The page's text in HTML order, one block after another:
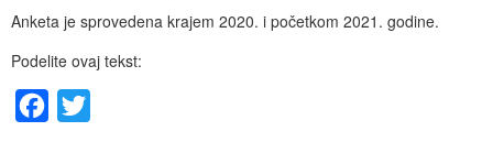
Anketa je sprovedena krajem 2020. i početkom 2021. godine.
Podelite ovaj tekst:
Facebook